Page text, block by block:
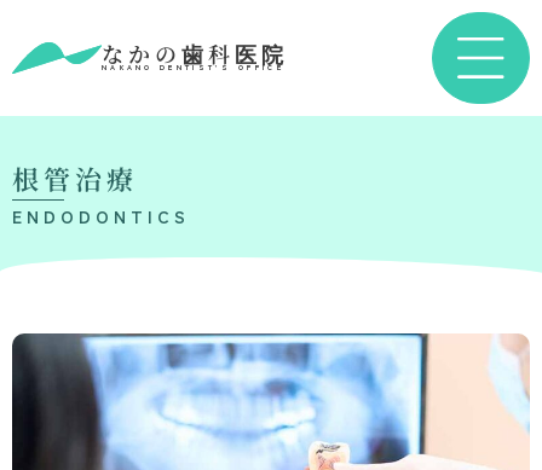
なかの歯科医院
NAKANO DENTIST’S OFFICE
根管治療
ENDODONTICS